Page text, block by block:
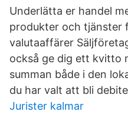
Underlätta er handel
produkter och tjänster
valutaaffärer
också ge dig ett kvitto
summan både i den
du har valt att bli
Jurister kalmar